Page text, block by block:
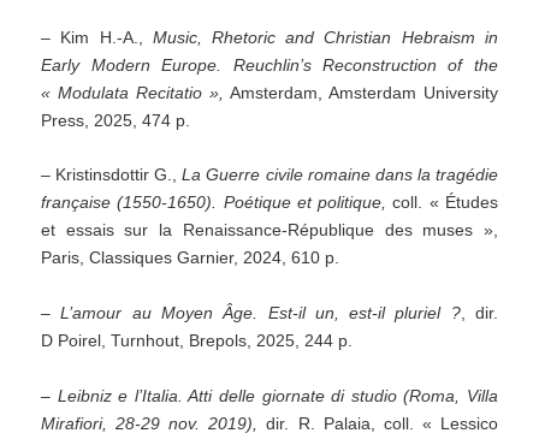
– Kim H.-A., Music, Rhetoric and Christian Hebraism in
Early Modern Europe. Reuchlin’s Reconstruction of the
« Modulata Recitatio », Amsterdam, Amsterdam University
Press, 2025, 474 p.
– Kristinsdottir G.,La Guerre civile romaine dans la tragédie
française (1550-1650). Poétique et politique, coll. « Études
et essais sur la Renaissance-République des muses »,
Paris, Classiques Garnier, 2024, 610 p.
–L’amour au Moyen Âge. Est-il un, est-il pluriel ?, dir.
D Poirel, Turnhout, Brepols, 2025, 244 p.
– Leibniz e l’Italia. Atti delle giornate di studio (Roma, Villa
Mirafiori, 28-29 nov. 2019),
dir. R. Palaia, coll. « Lessico